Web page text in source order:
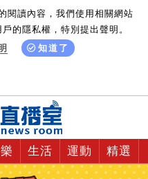
閱讀內容，我們使用相關網站
的隱私權，特別提出聲明。
知道了
生活 運動 精選